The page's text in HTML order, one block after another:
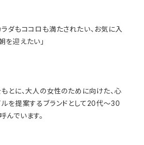
ラダもココロも満たされたい、お気に入
を迎えたい」
もとに、大人の女性のために向けた、心
ルを提案するブランドとして20代〜30
んでいます。